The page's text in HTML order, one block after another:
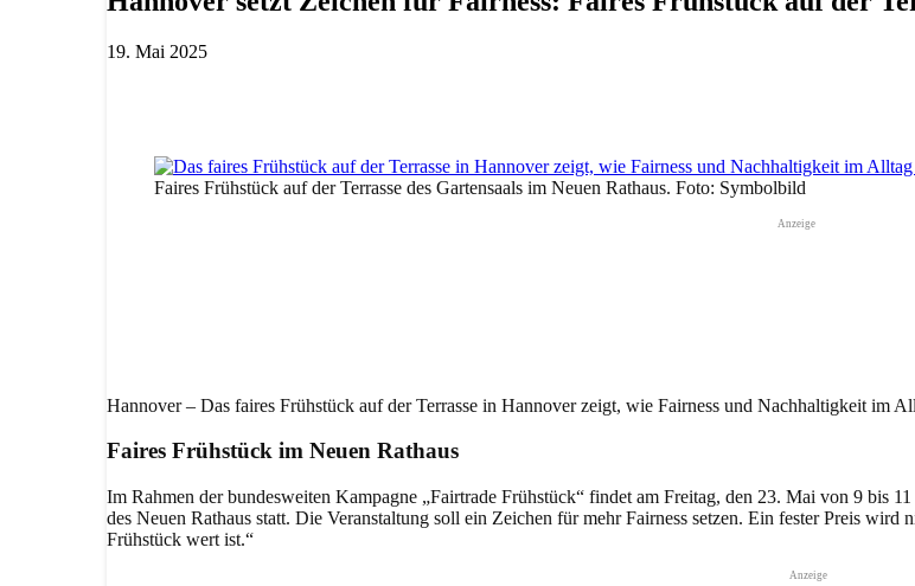
19. Mai 2025
Faires Frühstück auf der Terrasse des Gartensaals im Neuen Rathaus. Foto: Symbolbild
Anzeige
Hannover – Das faires Frühstück auf der Terrasse in Hannover zeigt, wie Fairness und Nachhaltigkeit im
Faires Frühstück im Neuen Rathaus
Im Rahmen der bundesweiten Kampagne „Fairtrade Frühstück“ findet am Freitag, den 23. Mai von 9 bis
des Neuen Rathaus statt. Die Veranstaltung soll ein Zeichen für mehr Fairness setzen. Ein fester Preis
Frühstück wert ist.“
Anzeige